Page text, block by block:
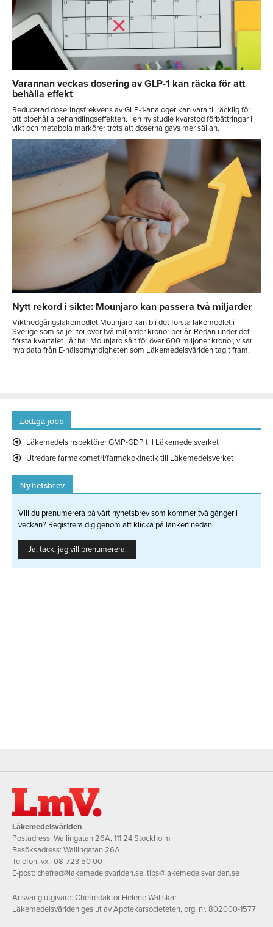
Varannan veckas dosering av GLP-1 kan räcka för att
behålla effekt
Reducerad doseringsfrekvens av GLP-1-analoger kan vara tillräcklig för
att bibehålla behandlingseffekten. I en ny studie kvarstod förbättringar i
vikt och metabola markörer trots att doserna gavs mer sällan.
Nytt rekord i sikte: Mounjaro kan passera två miljarder
Viktnedgångsläkemedlet Mounjaro kan bli det första läkemedlet i
Sverige som säljer för över två miljarder kronor per år. Redan under det
första kvartalet i år har Mounjaro sålt för över 600 miljoner kronor, visar
nya data från E-hälsomyndigheten som Läkemedelsvärlden tagit fram.
Lediga jobb
Läkemedelsinspektörer GMP-GDP till Läkemedelsverket
Utredare farmakometri/farmakokinetik till Läkemedelsverket
Nyhetsbrev
Vill du prenumerera på vårt nyhetsbrev som kommer två gånger i
veckan? Registrera dig genom att klicka på länken nedan.
Ja, tack, jag vill prenumerera.
Läkemedelsvärlden
Postadress: Wallingatan 26A, 111 24 Stockholm
Besöksadress: Wallingatan 26A
Telefon, vx.: 08-723 50 00
E-post: chefred@lakemedelsvarlden.se,tips@lakemedelsvarlden.se
Ansvarig utgivare: Chefredaktör Helene Wallskär
Läkemedelsvärlden ges ut av Apotekarsocieteten, org. nr. 802000-1577